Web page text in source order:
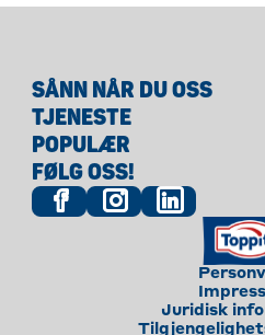
SÅNN NÅR DU OSS
TJENESTE
POPULÆR
FØLG OSS!
Juridisk